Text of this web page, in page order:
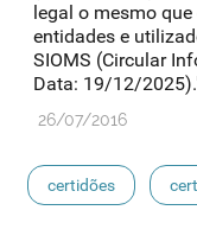
legal o mesmo
entidades e
SIOMS (Circular
Data: 19/12/
26/07/2016
certidões